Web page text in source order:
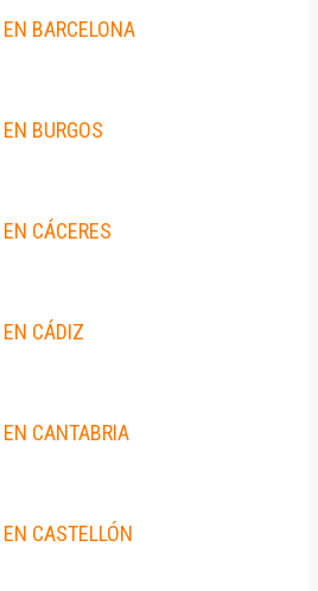
BARCELONA
BURGOS
CÁCERES
CÁDIZ
CANTABRIA
CASTELLÓN